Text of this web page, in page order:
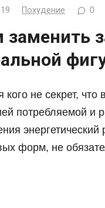
Похудение 0
заменить
кого не секрет,
потребляемой и
форм, не